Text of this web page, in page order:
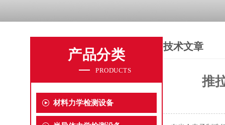
产品分类
PRODUCTS
材料力学检测设备
技术文章
推